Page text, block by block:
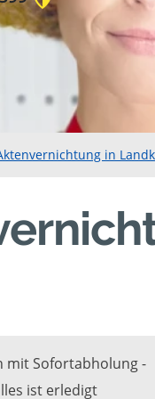
in
mit Sofortabholung -
ist erledigt